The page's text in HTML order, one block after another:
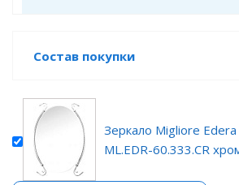
Состав покупки
Зеркало Migliore Edera
ML.EDR-60.333.CR